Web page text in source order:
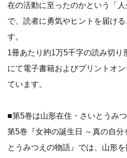
在の活動に至ったのかという「
で、読者に勇気やヒントを届け
す。
1冊あたり約1万5千字の読み切り
にて電子書籍およびプリントオ
ています。
■第5巻は山形在住・さいとうみ
第5巻『女神の誕生日 ～真の自
とうみつえの物語』では、山形